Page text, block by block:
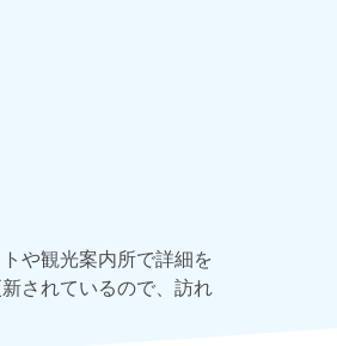
や観光案内所で詳細を
されているので、訪れ